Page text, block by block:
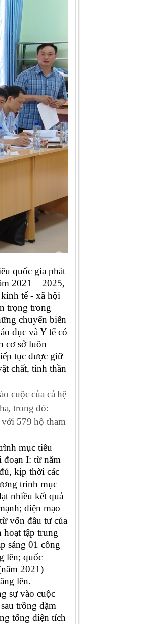
quốc gia phát
2021 – 2025,
tế - xã hội
trọng trong
chuyển biến
dục và Y tế có
cơ sở luôn
tục được giữ
chất, tinh thần
cuộc của cả hệ
trong đó:
579 hộ tham
mục tiêu
đoạn I: từ năm
kịp thời các
trình mục
nhiều kết quả
diện mạo
vốn đầu tư của
tập trung
sáng 01 công
lên; quốc
2021)
lên.
sự vào cuộc
trồng dặm
tổng diện tích